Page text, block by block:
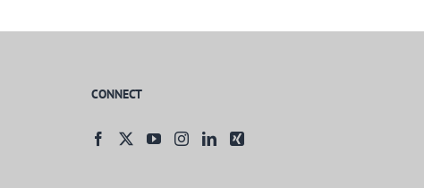
CONNECT